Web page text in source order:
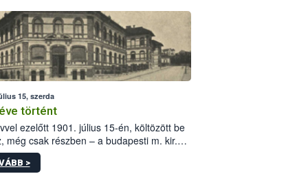
15, szerda
történt
ezelőtt 1901. július 15-én, költözött be
még csak részben – a budapesti m. kir.
állomás a Kis Rókus utca
alatti, Czigler Győző által tervezett új
>